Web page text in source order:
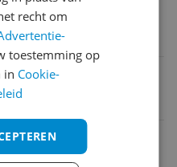
recht om
toestemming op
in Cookie-